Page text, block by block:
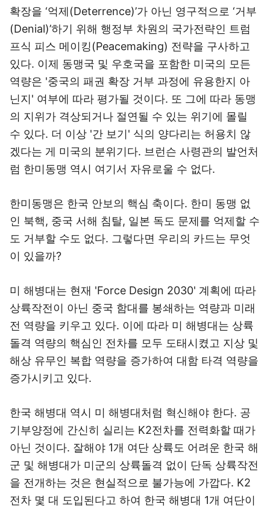
확장을 ‘억제(Deterrence)’가 아닌 영구적으로 ‘거부
(Denial)’하기 위해 행정부 차원의 국가전략인 트럼
프식 피스 메이킹(Peacemaking) 전략을 구사하고
있다. 이제 동맹국 및 우호국을 포함한 미국의 모든
역량은 '중국의 패권 확장 거부 과정에 유용한지 아
닌지' 여부에 따라 평가될 것이다. 또 그에 따라 동맹
의 지위가 격상되거나 절연될 수 있는 위기에 몰릴
수 있다. 더 이상 '간 보기' 식의 양다리는 허용치 않
겠다는 게 미국의 분위기다. 브런슨 사령관의 발언처
럼 한미동맹 역시 여기서 자유로울 수 없다.
한미동맹은 한국 안보의 핵심 축이다. 한미 동맹 없
인 북핵, 중국 서해 침탈, 일본 독도 문제를 억제할 수
도 거부할 수도 없다. 그렇다면 우리의 카드는 무엇
이 있을까?
미 해병대는 현재 'Force Design 2030' 계획에 따라
상륙작전이 아닌 중국 함대를 봉쇄하는 역량과 미래
전 역량을 키우고 있다. 이에 따라 미 해병대는 상륙
돌격 역량의 핵심인 전차를 모두 도태시켰고 지상 및
해상 유무인 복합 역량을 증가하여 대함 타격 역량을
증가시키고 있다.
한국 해병대 역시 미 해병대처럼 혁신해야 한다. 공
기부양정에 간신히 실리는 K2전차를 전력화할 때가
아닌 것이다. 잘해야 1개 여단 상륙도 어려운 한국 해
군 및 해병대가 미군의 상륙돌격 없이 단독 상륙작전
을 전개하는 것은 현실적으로 불가능에 가깝다. K2
전차 몇 대 도입된다고 하여 한국 해병대 1개 여단이